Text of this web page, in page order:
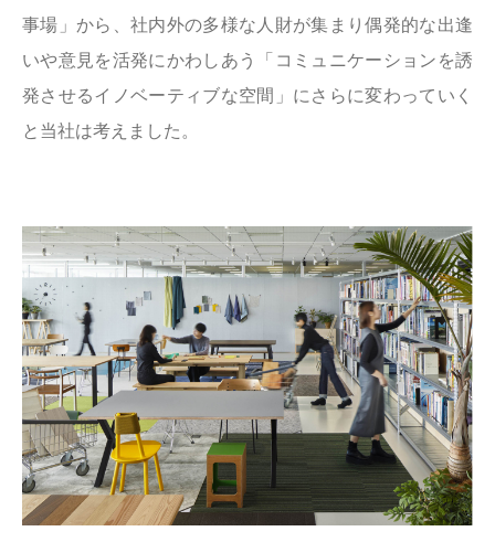
事場」から、社内外の多様な人財が集まり偶発的な出逢
いや意見を活発にかわしあう「コミュニケーションを誘
発させるイノベーティブな空間」にさらに変わっていく
と当社は考えました。